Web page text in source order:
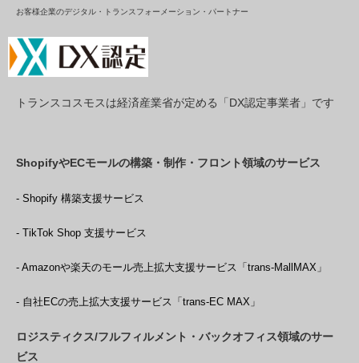
お客様企業のデジタル・トランスフォーメーション・パートナー
トランスコスモスは経済産業省が定める「DX認定事業者」です
ShopifyやECモールの構築・制作・フロント領域のサービス
- Shopify 構築支援サービス
- TikTok Shop 支援サービス
- Amazonや楽天のモール売上拡大支援サービス「trans-MallMAX」
- 自社ECの売上拡大支援サービス「trans-EC MAX」
ロジスティクス/フルフィルメント・バックオフィス領域のサー
ビス